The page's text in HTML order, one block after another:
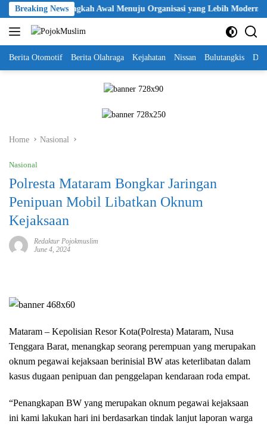
Skip
to
content
Breaking News
Polri Jadi Langkah Awal Menuju Organisasi yang Lebih Modern
Berita Otomotif Berita Olahraga Kejahatan Nissan Bulutangkis
Home Nasional
Nasional
Polresta Mataram Bongkar Jaringan
Penipuan Mobil Libatkan Oknum
Kejaksaan
Redaktur Pojokmuslim
June 4, 2024
Mataram – Kepolisian Resor Kota(Polresta) Mataram, Nusa
Tenggara Barat, menangkap seorang perempuan yang merupakan
oknum pegawai kejaksaan berinisial BW atas keterlibatan dalam
kasus dugaan penipuan dan penggelapan kendaraan roda empat.
“Penangkapan BW yang merupakan oknum pegawai kejaksaan
ini kami lakukan hari ini berdasarkan tindak lanjut laporan warga